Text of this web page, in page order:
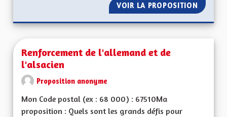
VOIR LA PROPOSITION
Renforcement de l'allemand et de
l'alsacien
Proposition anonyme
Mon Code postal (ex : 68 000) : 67510Ma
proposition : Quels sont les grands défis pour